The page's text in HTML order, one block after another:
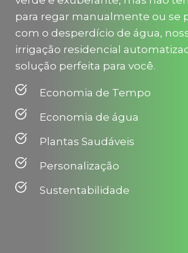
para regar manualmente ou se
com o desperdício de água,
irrigação residencial
solução perfeita para você.
Economia de Tempo
Economia de água
Plantas Saudáveis
Personalização
Sustentabilidade